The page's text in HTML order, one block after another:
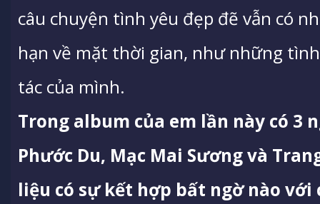
câu chuyện tình yêu đẹp đẽ vẫn có
hạn về mặt thời gian, như những
tác của mình.
Trong album của em lần này có 3
Phước Du, Mạc Mai Sương và
liệu có sự kết hợp bất ngờ nào với